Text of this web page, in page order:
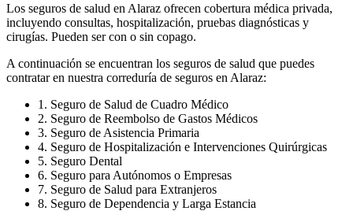
Los seguros de salud en Alaraz ofrecen cobertura médica privada,
incluyendo consultas, hospitalización, pruebas diagnósticas y
cirugías. Pueden ser con o sin copago.
A continuación se encuentran los seguros de salud que puedes
contratar en nuestra correduría de seguros en Alaraz:
1. Seguro de Salud de Cuadro Médico
2. Seguro de Reembolso de Gastos Médicos
3. Seguro de Asistencia Primaria
4. Seguro de Hospitalización e Intervenciones Quirúrgicas
5. Seguro Dental
6. Seguro para Autónomos o Empresas
7. Seguro de Salud para Extranjeros
8. Seguro de Dependencia y Larga Estancia